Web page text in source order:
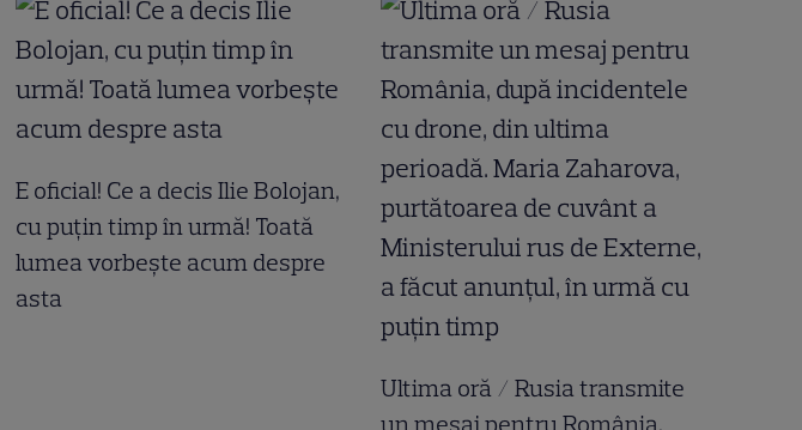
E oficial! Ce a decis Ilie Bolojan,
cu puțin timp în urmă! Toată
lumea vorbește acum despre
asta
Ultima oră / Rusia transmite
un mesaj pentru România,